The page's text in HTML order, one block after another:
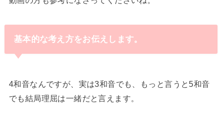
基本的な考え方をお伝えします。
4和音なんですが、実は3和音でも、もっと言うと5和音
でも結局理屈は一緒だと言えます。